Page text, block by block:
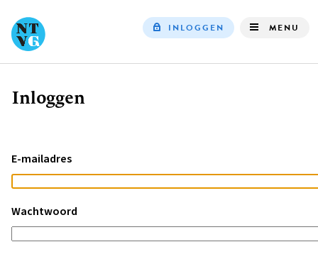
INLOGGEN MENU
Kruimelpad
Inloggen
E-mailadres
Wachtwoord